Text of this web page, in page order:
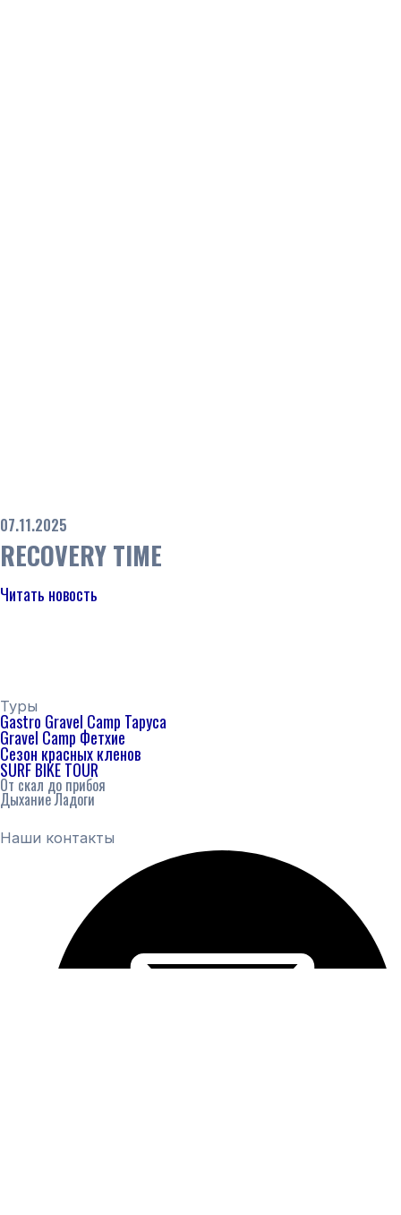
07.11.2025
RECOVERY TIME
Читать новость
Туры
Gastro Gravel Camp Таруса
Gravel Camp Фетхие
Сезон красных кленов
SURF BIKE TOUR
От скал до прибоя
Дыхание Ладоги
Наши контакты